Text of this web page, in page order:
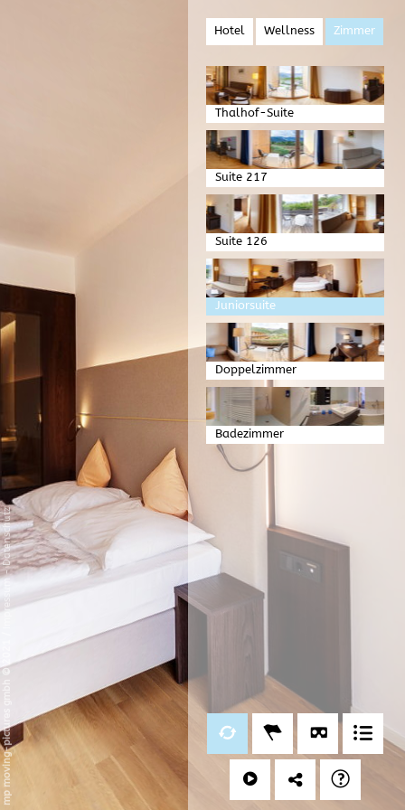
Hotel Wellness Zimmer
Thalhof-Suite
Suite 217
Suite 126
Juniorsuite
Doppelzimmer
Badezimmer
mp moving-pictures gmbh © 2021
Impressum
-
Datenschutz